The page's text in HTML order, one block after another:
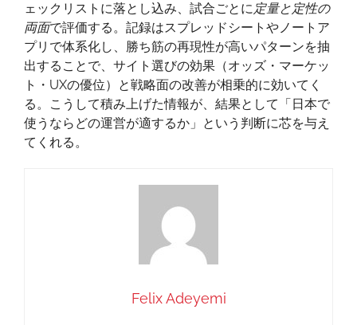
ェックリストに落とし込み、試合ごとに定量と定性の
両面で評価する。記録はスプレッドシートやノートア
プリで体系化し、勝ち筋の再現性が高いパターンを抽
出することで、サイト選びの効果（オッズ・マーケッ
ト・UXの優位）と戦略面の改善が相乗的に効いてく
る。こうして積み上げた情報が、結果として「日本で
使うならどの運営が適するか」という判断に芯を与え
てくれる。
Felix Adeyemi